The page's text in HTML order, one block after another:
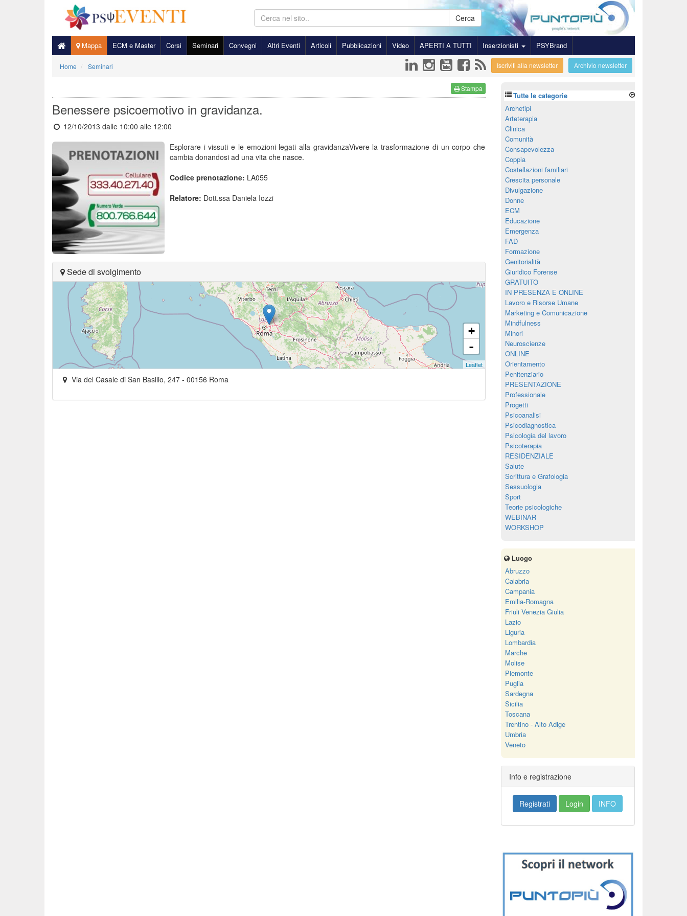
Cerca
Mappa ECM e Master Corsi Seminari Convegni Altri Eventi Articoli Pubblicazioni Video APERTI A TUTTI Inserzionisti PSYBrand
Home Seminari Archivio newsletter
Iscriviti alla newsletter
Stampa
Benessere psicoemotivo in gravidanza.
12/10/2013 dalle 10:00 alle 12:00
Esplorare i vissuti e le emozioni legati alla gravidanzaVivere la trasformazione di un corpo che
cambia donandosi ad una vita che nasce.
Codice prenotazione: LA055
Relatore: Dott.ssa Daniela Iozzi
Sede di svolgimento
+
-
Leaflet
Via del Casale di San Basilio, 247 - 00156 Roma
Tutte le categorie
Archetipi
Arteterapia
Clinica
Comunità
Consapevolezza
Coppia
Costellazioni familiari
Crescita personale
Divulgazione
Donne
ECM
Educazione
Emergenza
FAD
Formazione
Genitorialità
Giuridico Forense
GRATUITO
IN PRESENZA E ONLINE
Lavoro e Risorse Umane
Marketing e Comunicazione
Mindfulness
Minori
Neuroscienze
ONLINE
Orientamento
Penitenziario
PRESENTAZIONE
Professionale
Progetti
Psicoanalisi
Psicodiagnostica
Psicologia del lavoro
Psicoterapia
RESIDENZIALE
Salute
Scrittura e Grafologia
Sessuologia
Sport
Teorie psicologiche
WEBINAR
WORKSHOP
Luogo
Abruzzo
Calabria
Campania
Emilia-Romagna
Friuli Venezia Giulia
Lazio
Liguria
Lombardia
Marche
Molise
Piemonte
Puglia
Sardegna
Sicilia
Toscana
Trentino - Alto Adige
Umbria
Veneto
Info e registrazione
Registrati Login INFO